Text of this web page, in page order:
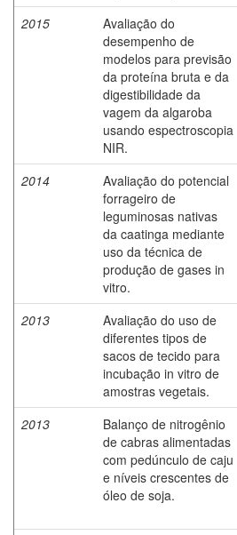
2015
Avaliação do
desempenho de
modelos para previsão
da proteína bruta e da
digestibilidade da
vagem da algaroba
usando espectroscopia
NIR.
2014
Avaliação do potencial
forrageiro de
leguminosas nativas
da caatinga mediante
uso da técnica de
produção de gases in
vitro.
2013
Avaliação do uso de
diferentes tipos de
sacos de tecido para
incubação in vitro de
amostras vegetais.
2013
Balanço de nitrogênio
de cabras alimentadas
com pedúnculo de caju
e níveis crescentes de
óleo de soja.